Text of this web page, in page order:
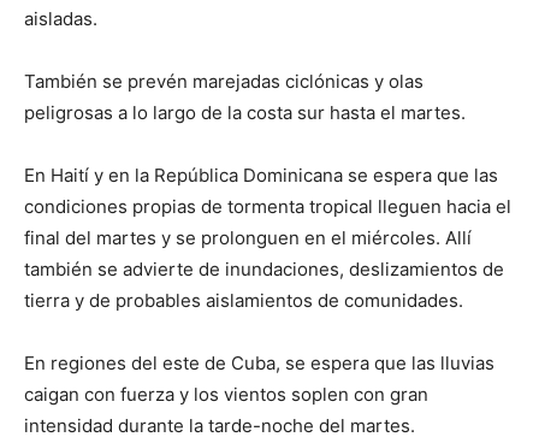
aisladas.
También se prevén marejadas ciclónicas y olas
peligrosas a lo largo de la costa sur hasta el martes.
En Haití y en la República Dominicana se espera que las
condiciones propias de tormenta tropical lleguen hacia el
final del martes y se prolonguen en el miércoles. Allí
también se advierte de inundaciones, deslizamientos de
tierra y de probables aislamientos de comunidades.
En regiones del este de Cuba, se espera que las lluvias
caigan con fuerza y los vientos soplen con gran
intensidad durante la tarde-noche del martes.